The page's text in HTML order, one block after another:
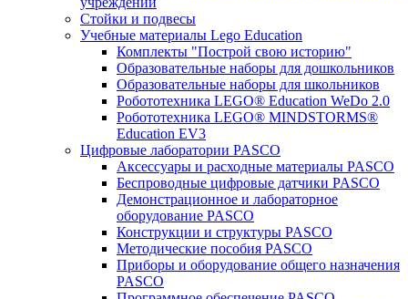
Стойки и подвесы
Учебные материалы Lego Education
Комплекты "Построй свою историю"
Образовательные наборы для дошкольников
Образовательные наборы для школьников
Робототехника LEGO® Education WeDo 2.0
Робототехника LEGO® MINDSTORMS®
Education EV3
Цифровые лаборатории PASCO
Аксессуары и расходные материалы PASCO
Беспроводные цифровые датчики PASCO
Демонстрационное и лабораторное
оборудование PASCO
Конструкции и структуры PASCO
Методические пособия PASCO
Приборы и оборудование общего назначения
PASCO